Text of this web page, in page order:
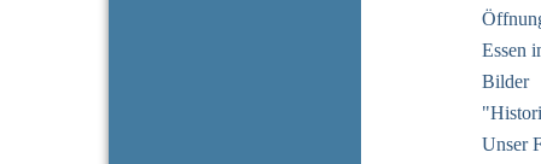
Essen
Bilder
Unser